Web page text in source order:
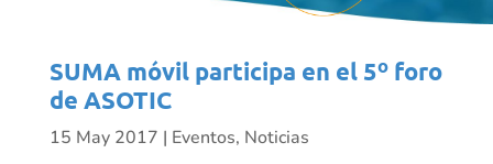
SUMA móvil participa en el 5º foro
de ASOTIC
15 May 2017 | Eventos, Noticias